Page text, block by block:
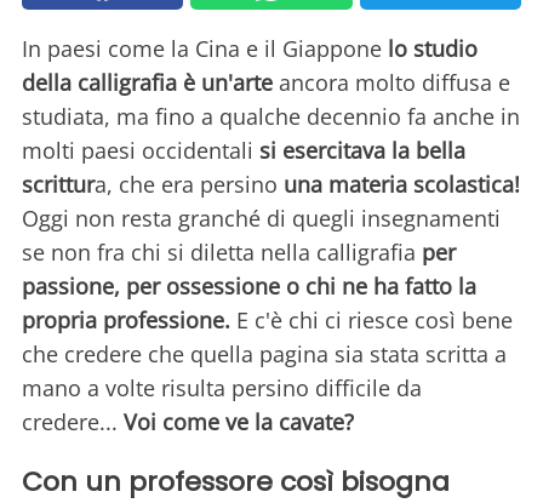
In paesi come la Cina e il Giappone lo studio
della calligrafia è un'arte ancora molto diffusa e
studiata, ma fino a qualche decennio fa anche in
molti paesi occidentali si esercitava la bella
scrittura, che era persino una materia scolastica!
Oggi non resta granché di quegli insegnamenti
se non fra chi si diletta nella calligrafia per
passione, per ossessione o chi ne ha fatto la
propria professione. E c'è chi ci riesce così bene
che credere che quella pagina sia stata scritta a
mano a volte risulta persino difficile da
credere... Voi come ve la cavate?
Con un professore così bisogna